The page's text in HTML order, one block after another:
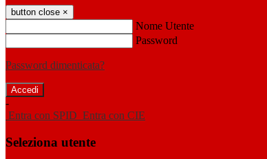
button close ×
Nome Utente
Password
Password dimenticata?
-
Entra con SPID Entra con CIE
Seleziona utente